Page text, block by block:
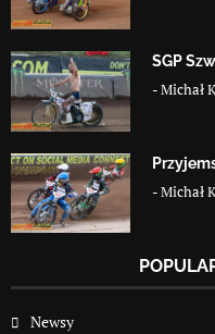
SGP
-Michał
-Michał
Newsy